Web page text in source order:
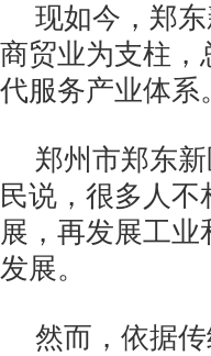
现如今，郑
商贸业为支柱，
代服务产业体系。
郑州市郑东
民说，很多人
展，再发展工
发展。
然而，依据